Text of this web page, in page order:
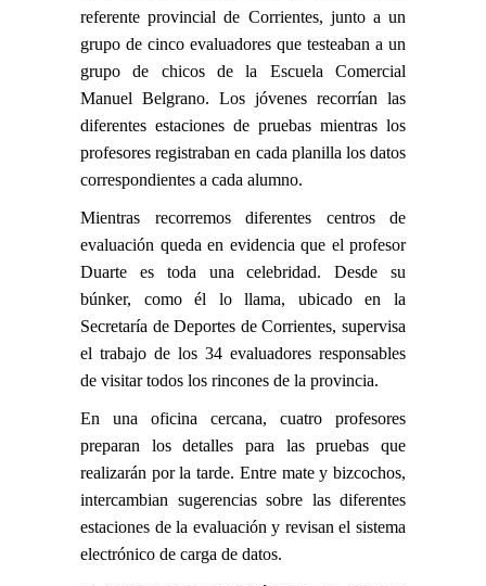
referente provincial de Corrientes, junto a un
grupo de cinco evaluadores que testeaban a un
grupo de chicos de la Escuela Comercial
Manuel Belgrano. Los jóvenes recorrían las
diferentes estaciones de pruebas mientras los
profesores registraban en cada planilla los datos
correspondientes a cada alumno.
Mientras recorremos diferentes centros de
evaluación queda en evidencia que el profesor
Duarte es toda una celebridad. Desde su
búnker, como él lo llama, ubicado en la
Secretaría de Deportes de Corrientes, supervisa
el trabajo de los 34 evaluadores responsables
de visitar todos los rincones de la provincia.
En una oficina cercana, cuatro profesores
preparan los detalles para las pruebas que
realizarán por la tarde. Entre mate y bizcochos,
intercambian sugerencias sobre las diferentes
estaciones de la evaluación y revisan el sistema
electrónico de carga de datos.